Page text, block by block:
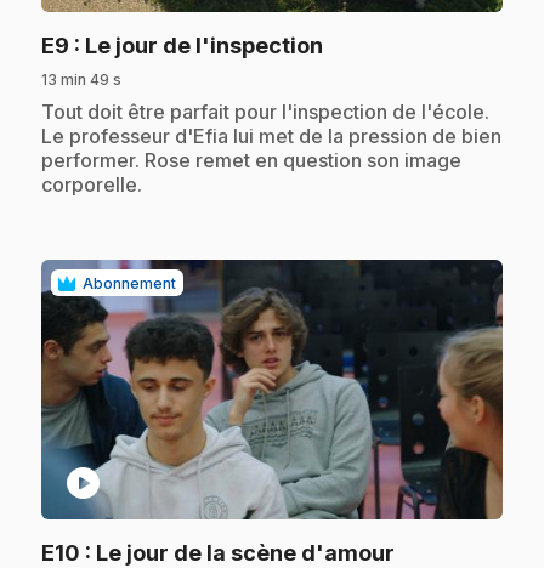
E9 : Le jour de l'inspection
13 min 49 s
.Tout doit être parfait pour l'inspection de l'école.
Le professeur d'Efia lui met de la pression de bien
performer. Rose remet en question son image
corporelle.
Abonnement
play_circle
E10 : Le jour de la scène d'amour